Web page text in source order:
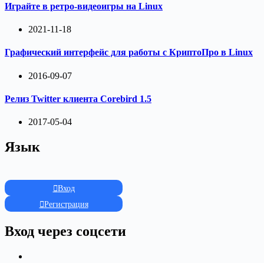
Играйте в ретро-видеоигры на Linux
2021-11-18
Графический интерфейс для работы с КриптоПро в Linux
2016-09-07
Релиз Twitter клиента Corebird 1.5
2017-05-04
Язык
Вход
Регистрация
Вход через соцсети